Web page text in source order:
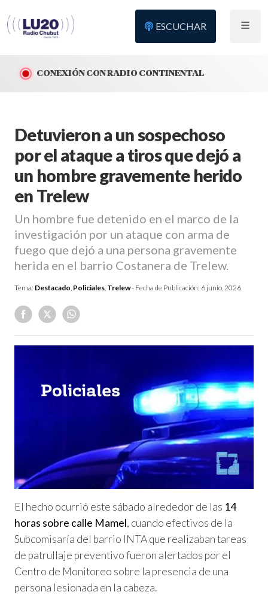
ESCUCHAR
CONEXIÓN CON RADIO CONTINENTAL
Detuvieron a un sospechoso
por el ataque a tiros que dejó a
un hombre gravemente herido
en Trelew
Un hombre fue detenido en el marco de la
investigación por un ataque con arma de
fuego que dejó a una persona gravemente
herida en el barrio Costanera de Trelew.
Tema: Destacado, Policiales, Trelew- Fecha de Publicación: 6 junio, 2026
El hecho ocurrió este sábado alrededor de las 14
horas sobre calle Mamel, cuando efectivos de la
Subcomisaría del barrio INTA que realizaban tareas
de patrullaje preventivo fueron alertados por el
Centro de Monitoreo sobre la presencia de una
persona lesionada en la cabeza.